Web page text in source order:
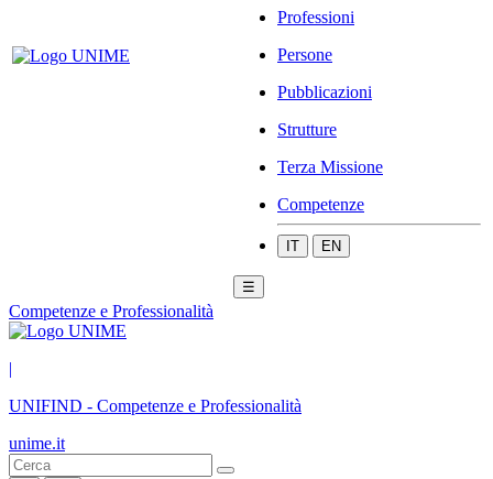
Professioni
Persone
Pubblicazioni
Strutture
Terza Missione
Competenze
IT EN
☰
Competenze e Professionalità
|
UNIFIND - Competenze e Professionalità
unime.it